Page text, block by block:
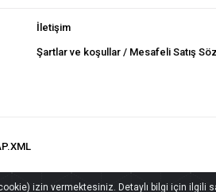
İletişim
Şartlar ve koşullar / Mesafeli Satış
izin vermektesiniz. Detaylı bilgi için ilgili